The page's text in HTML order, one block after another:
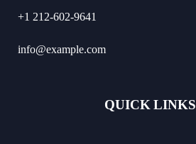
+1 212-602-9641
info@example.com
QUICK LINKS